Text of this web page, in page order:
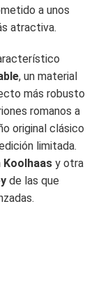
a unos
atractiva.
, un material
más robusto
romanos a
original clásico
limitada.
Koolhaas y otra
de las que